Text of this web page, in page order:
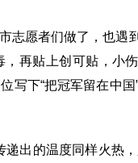
志愿者们做了，也
再贴上创可贴，小
写下“把冠军留在中
递出的温度同样火热